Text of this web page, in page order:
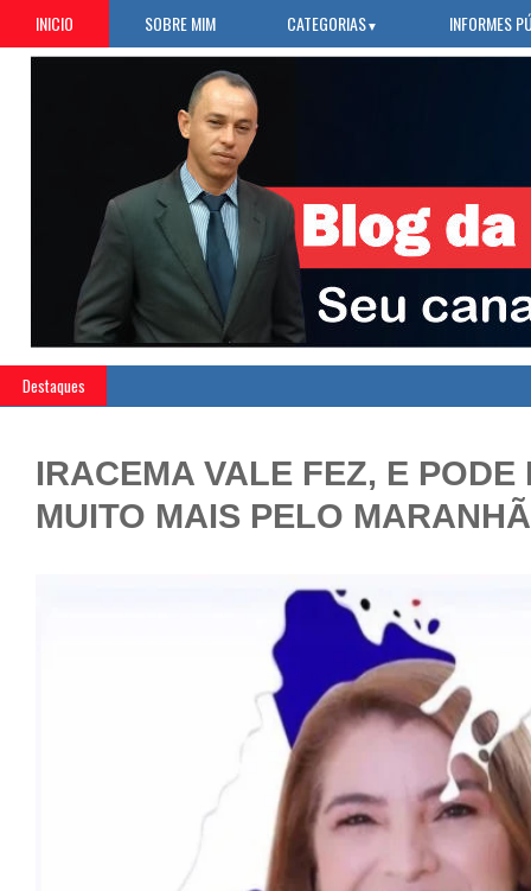
INICIO SOBRE MIM CATEGORIAS▼ INFORMES
Destaques
IRACEMA VALE FEZ, E PODE
MUITO MAIS PELO